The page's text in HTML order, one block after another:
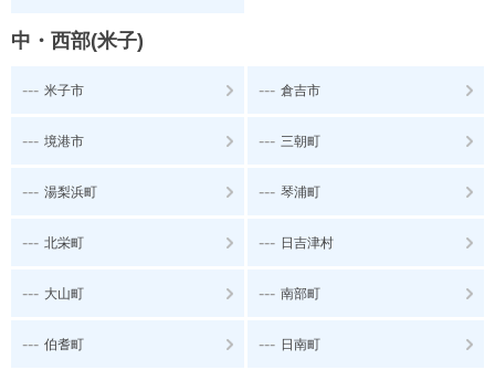
中・西部(米子)
--- 米子市 --- 倉吉市
--- 境港市 --- 三朝町
--- 湯梨浜町 --- 琴浦町
--- 北栄町 --- 日吉津村
--- 大山町 --- 南部町
--- 伯耆町 --- 日南町